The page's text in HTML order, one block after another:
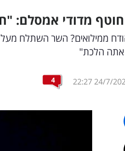
מדודי אמסלם:
אתה הלכת"
24/7/
22:27
4